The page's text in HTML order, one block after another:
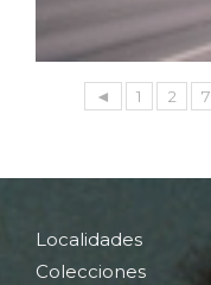
◄ 1 2 7
Localidades
Colecciones